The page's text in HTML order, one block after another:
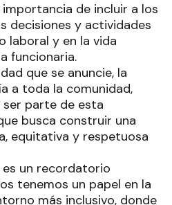
de incluir a los
decisiones y actividades
laboral y en la vida
funcionaria.
que se anuncie, la
a toda la comunidad,
parte de esta
busca construir una
equitativa y respetuosa
es un recordatorio
tenemos un papel en la
más inclusivo, donde